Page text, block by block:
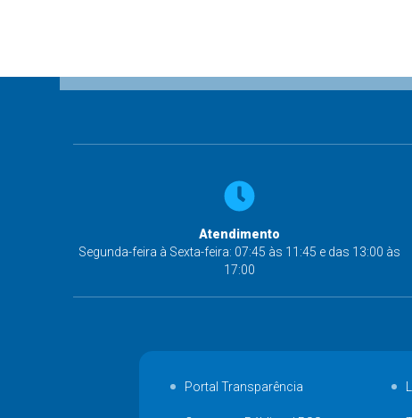
Atendimento
Segunda-feira à Sexta-feira: 07:45 às 11:45 e das 13:00 às
17:00
Portal Transparência